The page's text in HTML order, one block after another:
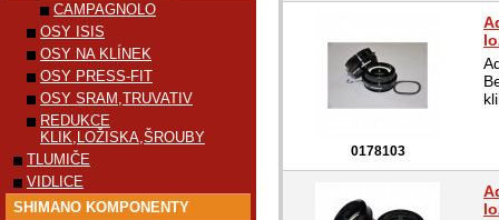
0178103
CAMPAGNOLO
OSY ISIS
OSY NA KLÍNEK
OSY PRESS-FIT
OSY SRAM,TRUVATIV
REDUKCE
KLIK,LOŽISKA,ŠROUBY
TLUMIČE
VIDLICE
SHIMANO KOMPONENTY